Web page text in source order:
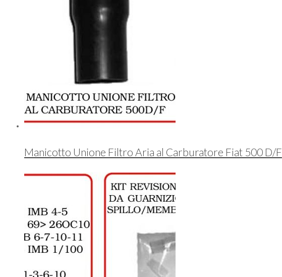
Manicotto Unione Filtro Aria al Carburatore Fiat 500 D/F